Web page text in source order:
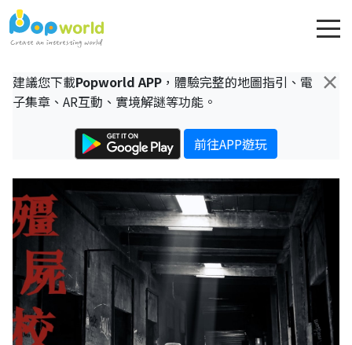
×
建議您下載Popworld APP ，體驗完整的地圖指引、電
子集章、AR互動、實境解謎等功能。
前往APP遊玩